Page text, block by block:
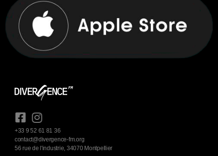
+33 9 52 61 81 36
contact@divergence-fm.org
56 rue de l'industrie, 34070 Montpellier